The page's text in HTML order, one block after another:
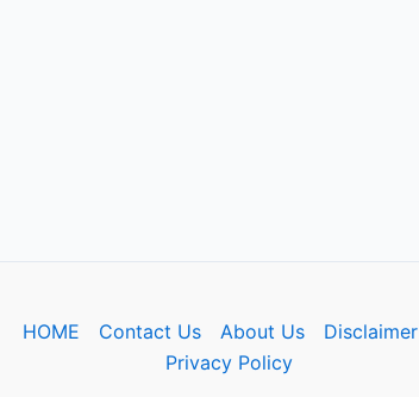
HOME Contact Us About Us
Disclaimer
Privacy Policy